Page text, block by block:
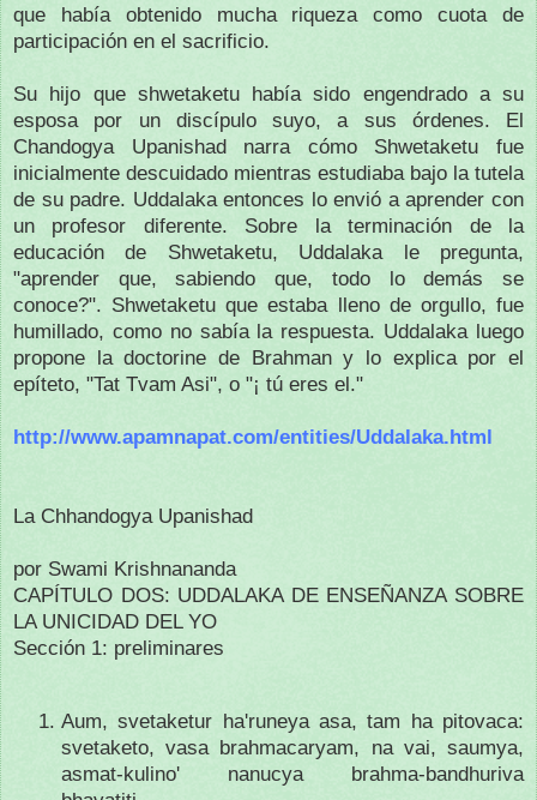
que había obtenido mucha riqueza como cuota de
participación en el sacrificio.
Su hijo que shwetaketu había sido engendrado a su
esposa por un discípulo suyo, a sus órdenes. El
Chandogya Upanishad narra cómo Shwetaketu fue
inicialmente descuidado mientras estudiaba bajo la tutela
de su padre. Uddalaka entonces lo envió a aprender con
un profesor diferente. Sobre la terminación de la
educación de Shwetaketu, Uddalaka le pregunta,
"aprender que, sabiendo que, todo lo demás se
conoce?". Shwetaketu que estaba lleno de orgullo, fue
humillado, como no sabía la respuesta. Uddalaka luego
propone la doctorine de Brahman y lo explica por el
epíteto, "Tat Tvam Asi", o "¡ tú eres el."
http://www.apamnapat.com/entities/Uddalaka.html
La Chhandogya Upanishad
por Swami Krishnananda
CAPÍTULO DOS: UDDALAKA DE ENSEÑANZA SOBRE
LA UNICIDAD DEL YO
Sección 1: preliminares
Aum, svetaketur ha'runeya asa, tam ha pitovaca:
svetaketo, vasa brahmacaryam, na vai, saumya,
asmat-kulino' nanucya brahma-bandhuriva